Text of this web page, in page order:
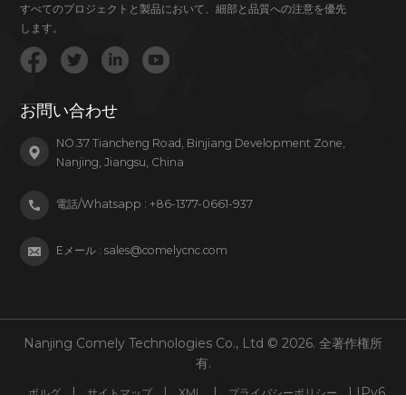
すべてのプロジェクトと製品において、細部と品質への注意を優先
します。
お問い合わせ
NO.37 Tiancheng Road, Binjiang Development Zone,
Nanjing, Jiangsu, China
電話/Whatsapp : +86-1377-0661-937
Eメール :sales@comelycnc.com
Nanjing Comely Technologies Co., Ltd © 2026. 全著作権所
有.
ボルグ サイトマップ XML プライバシーポリシー